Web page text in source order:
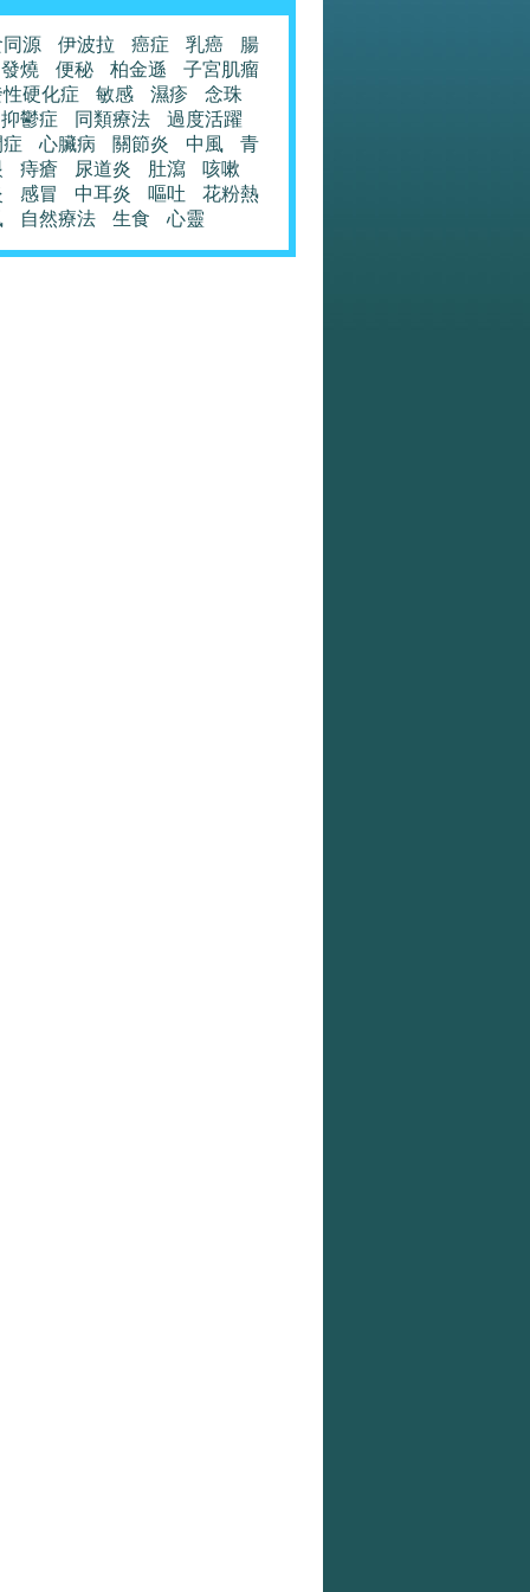
源 伊波拉 癌症 乳癌
腸
發燒
便秘 柏金遜
子宮肌瘤
硬化症
敏感 濕疹
念珠
抑鬱症
同類療法
過度活躍
心臟病 關節炎 中風
青
痔瘡 尿道炎 肚瀉
咳嗽
感冒 中耳炎 嘔吐
花粉熱
自然療法 生食 心靈